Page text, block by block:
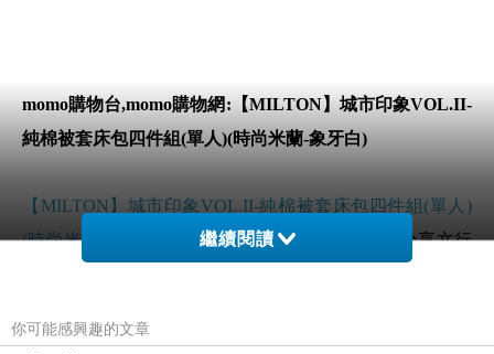
momo購物台,momo購物網:【MILTON】城市印象VOL.II-
純棉被套床包四件組(單人)(時尚米蘭-象牙白)
【MILTON】城市印象VOL.II-純棉被套床包四件組(單人)
(時尚米蘭-象牙白)
哪裡買最便宜.心得文.試用文.分享文行
繼續閱讀
你可能感興趣的文章